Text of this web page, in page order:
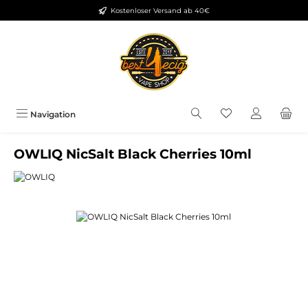
Zum Hauptinhalt springenKostenloser Versand ab 40€
Navigation Du hast 0
OWLIQ NicSalt Black Cherries 10ml
Bildergalerie überspringen